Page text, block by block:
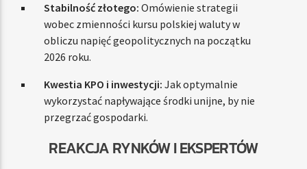
Stabilność złotego: Omówienie strategii
wobec zmienności kursu polskiej waluty w
obliczu napięć geopolitycznych na początku
2026 roku.
Kwestia KPO i inwestycji: Jak optymalnie
wykorzystać napływające środki unijne, by nie
przegrzać gospodarki.
REAKCJA RYNKÓW I EKSPERTÓW